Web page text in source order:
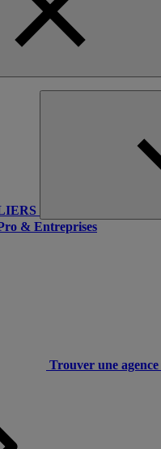
& Entreprises
Trouver une agence